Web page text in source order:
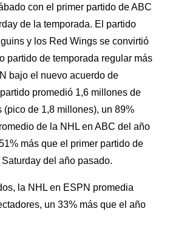
con el primer partido de ABC
de la temporada. El partido
y los Red Wings se convirtió
partido de temporada regular más
bajo el nuevo acuerdo de
promedió 1,6 millones de
(pico de 1,8 millones), un 89%
de la NHL en ABC del año
más que el primer partido de
del año pasado.
la NHL en ESPN promedia
un 33% más que el año